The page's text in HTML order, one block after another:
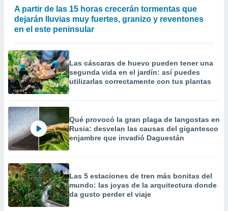
A partir de las 15 horas crecerán tormentas que
dejarán lluvias muy fuertes, granizo y reventones
en el este peninsular
Las cáscaras de huevo pueden tener una
segunda vida en el jardín: así puedes
utilizarlas correctamente con tus plantas
Qué provocó la gran plaga de langostas en
Rusia: desvelan las causas del gigantesco
enjambre que invadió Daguestán
Las 5 estaciones de tren más bonitas del
mundo: las joyas de la arquitectura donde
da gusto perder el viaje